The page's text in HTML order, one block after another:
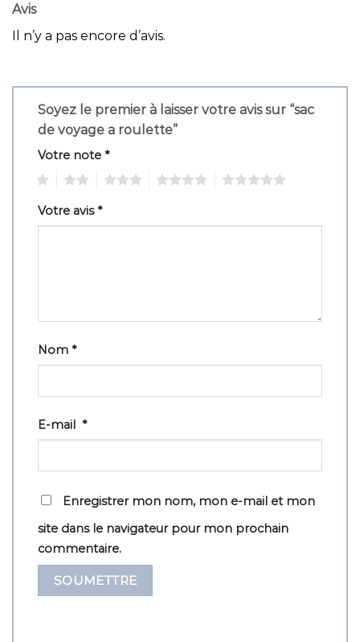
Avis
Il n’y a pas encore d’avis.
Soyez le premier à laisser votre avis sur “sac
de voyage a roulette”
Votre note *
Votre avis*
Nom *
E-mail *
Enregistrer mon nom, mon e-mail et mon
site dans le navigateur pour mon prochain
commentaire.